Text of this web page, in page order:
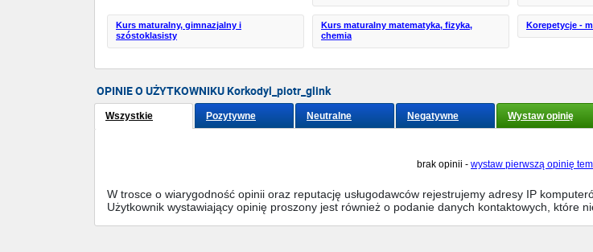
Kurs maturalny, gimnazjalny i
szóstoklasisty
Kurs maturalny matematyka, fizyka,
chemia
Korepetycje -
OPINIE O UŻYTKOWNIKU Korkodyl_piotr_glink
Wszystkie Pozytywne Neutralne Negatywne Wystaw opinię
brak opinii - wystaw pierwszą opinię
W trosce o wiarygodność opinii oraz reputację usługodawców rejestrujemy adresy IP
Użytkownik wystawiający opinię proszony jest również o podanie danych kontaktowych, które